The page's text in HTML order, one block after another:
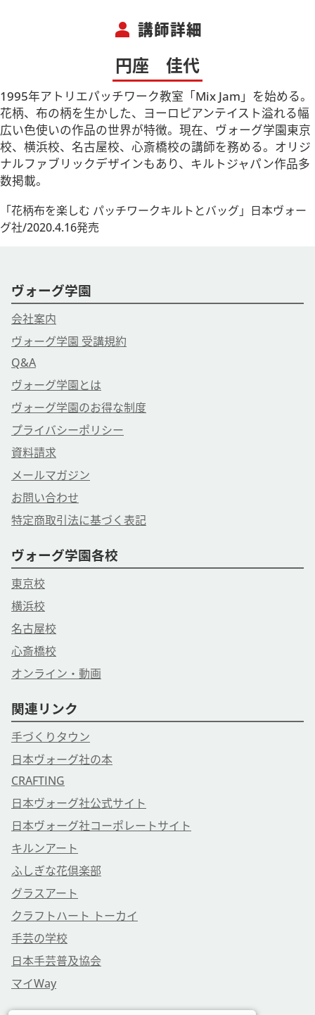
person 講師詳細
円座 佳代
1995年アトリエパッチワーク教室「Mix Jam」を始める。
花柄、布の柄を生かした、ヨーロピアンテイスト溢れる幅
広い色使いの作品の世界が特徴。現在、ヴォーグ学園東京
校、横浜校、名古屋校、心斎橋校の講師を務める。オリジ
ナルファブリックデザインもあり、キルトジャパン作品多
数掲載。
「花柄布を楽しむ パッチワークキルトとバッグ」日本ヴォー
グ社/2020.4.16発売
ヴォーグ学園
会社案内
ヴォーグ学園 受講規約
Q&A
ヴォーグ学園とは
ヴォーグ学園のお得な制度
プライバシーポリシー
資料請求
メールマガジン
お問い合わせ
特定商取引法に基づく表記
ヴォーグ学園各校
東京校
横浜校
名古屋校
心斎橋校
オンライン・動画
関連リンク
手づくりタウン
日本ヴォーグ社の本
CRAFTING
日本ヴォーグ社公式サイト
日本ヴォーグ社コーポレートサイト
キルンアート
ふしぎな花倶楽部
グラスアート
クラフトハート トーカイ
手芸の学校
日本手芸普及協会
マイWay